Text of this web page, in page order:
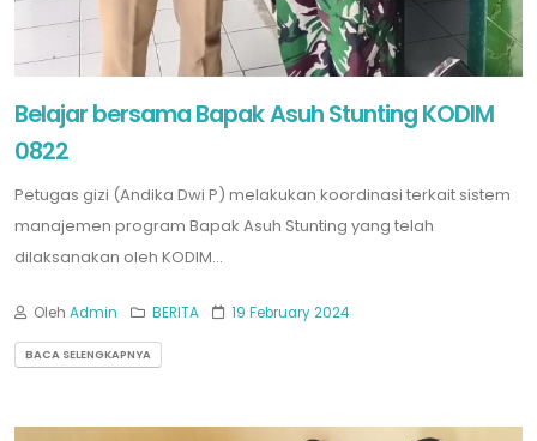
Belajar bersama Bapak Asuh Stunting KODIM
0822
Petugas gizi (Andika Dwi P) melakukan koordinasi terkait sistem
manajemen program Bapak Asuh Stunting yang telah
dilaksanakan oleh KODIM...
Oleh Admin BERITA 19 February 2024
BACA SELENGKAPNYA